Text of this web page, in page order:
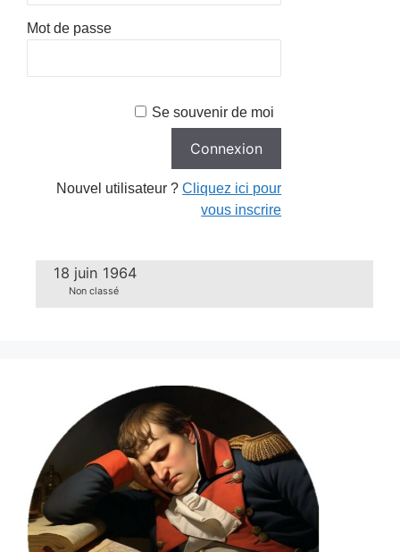
Mot de passe
Se souvenir de moi
Nouvel utilisateur ?Cliquez ici pour
vous inscrire
18 juin 1964
Non classé